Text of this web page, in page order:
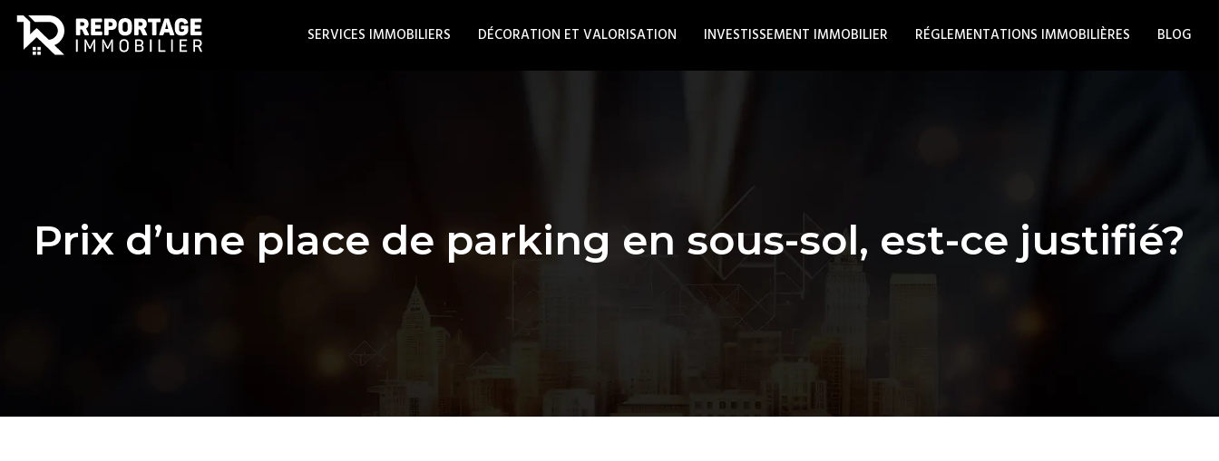
SERVICES IMMOBILIERS DÉCORATION ET VALORISATION INVESTISSEMENT IMMOBILIER RÉGLEMENTATIONS IMMOBILIÈRES BLOG
Prix d’une place de parking en sous-sol, est-ce justifié?